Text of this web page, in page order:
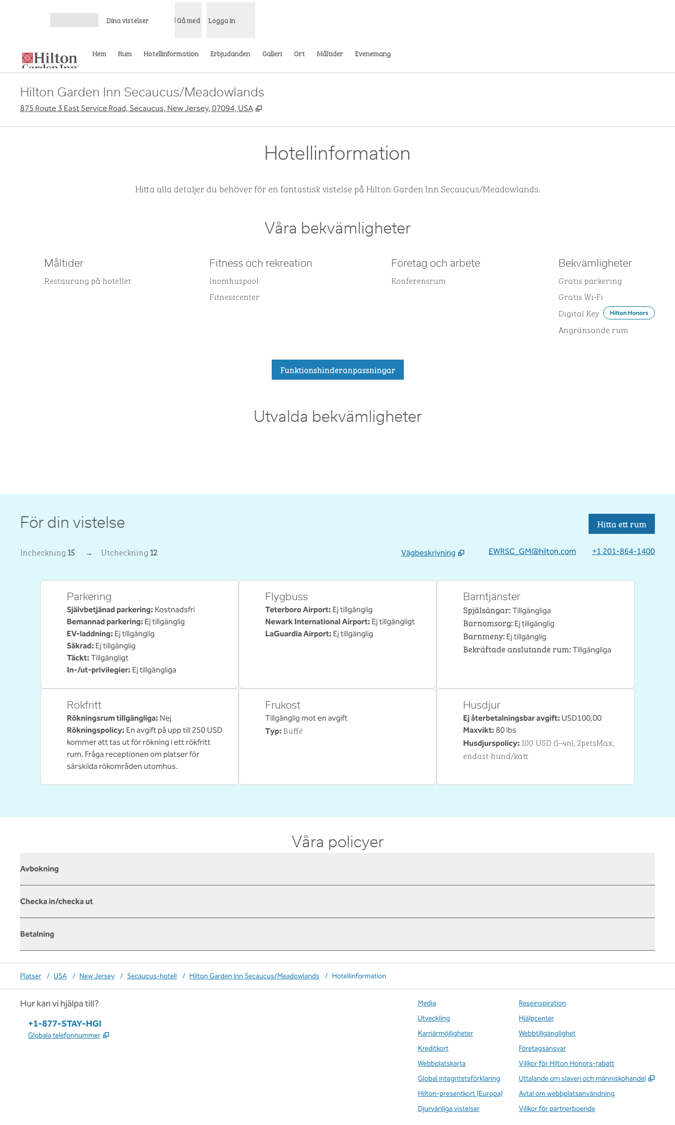
Dina vistelser Gå med Logga in
Hem Rum Hotellinformation Erbjudanden Galleri Ort Måltider Evenemang
Hilton Garden Inn Secaucus/Meadowlands
875 Route 3 East Service Road, Secaucus, New Jersey, 07094, USA ,
Hotellinformation
Hitta alla detaljer du behöver för en fantastisk vistelse på Hilton Garden Inn Secaucus/Meadowlands.
Våra bekvämligheter
Måltider
Restaurang på hotellet
Fitness och rekreation
Inomhuspool
Fitnesscenter
Företag och arbete
Konferensrum
Bekvämligheter
Gratis parkering
Gratis Wi-Fi
Digital Key
Hilton Honors
Angränsande rum
Funktionshinderanpassningar
Utvalda bekvämligheter
För din vistelse Hitta ett rum
Incheckning 15 → Utcheckning 12
Vägbeskrivning
EWRSC_GM@hilton.com +1 201-864-1400
Parkering
Självbetjänad parkering: Kostnadsfri
Bemannad parkering: Ej tillgänglig
EV-laddning: Ej tillgänglig
Säkrad: Ej tillgänglig
Täckt: Tillgängligt
In-/ut-privilegier: Ej tillgängliga
Flygbuss
Teterboro Airport: Ej tillgänglig
Newark International Airport: Ej tillgängligt
LaGuardia Airport: Ej tillgänglig
Barntjänster
Spjälsängar:Tillgängliga
Barnomsorg: Ej tillgänglig
Barnmeny: Ej tillgänglig
Bekräftade anslutande rum:Tillgängliga
Rökfritt
Rökningsrum tillgängliga: Nej
Rökningspolicy: En avgift på upp till 250 USD
kommer att tas ut för rökning i ett rökfritt
rum. Fråga receptionen om platser för
särskilda rökområden utomhus.
Frukost
Tillgänglig mot en avgift
Typ: Buffé
Husdjur
Ej återbetalningsbar avgift: USD100,00
Maxvikt: 80 lbs
Husdjurspolicy: 100 USD (1–4n), 2petsMax,
endast hund/katt
Våra policyer
Avbokning
Checka in/checka ut
Betalning
Platser / USA / New Jersey / Secaucus-hotell / Hilton Garden Inn Secaucus/Meadowlands / Hotellinformation
Hur kan vi hjälpa till?
Telefon:
+1-877-STAY-HGI
Globala telefonnummer ,
Media
Utveckling
Karriärmöjligheter
Kreditkort
Webbplatskarta
Global integritetsförklaring
Hilton-presentkort (Europa)
Djurvänliga vistelser
Reseinspiration
Hjälpcenter
Webbtillgänglighet
Företagsansvar
Villkor för Hilton Honors-rabatt
Uttalande om slaveri och människohandel
,
Avtal om webbplatsanvändning
Villkor för partnerboende